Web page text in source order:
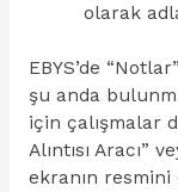
olarak
EBYS’de
şu anda
için çalışmalar
Alıntısı Aracı”
ekranın resmini